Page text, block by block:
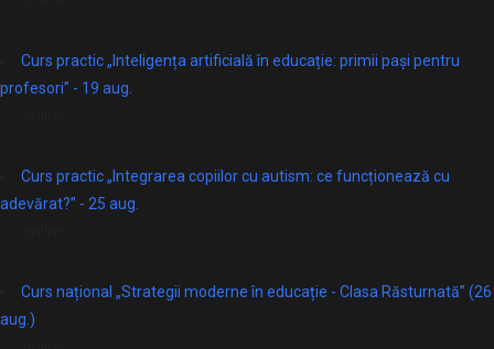
Curs practic „Inteligența artificială în educație: primii pași pentru
profesori” - 19 aug.
Curs practic „Integrarea copiilor cu autism: ce funcționează cu
adevărat?” - 25 aug.
Curs național „Strategii moderne în educație - Clasa Răsturnată” (26
aug.)